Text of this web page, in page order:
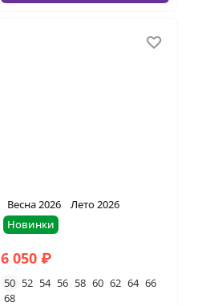
Весна 2026
Лето 2026
Новинки
6 050 ₽
50 52 54 56 58 60 62 64 66
68